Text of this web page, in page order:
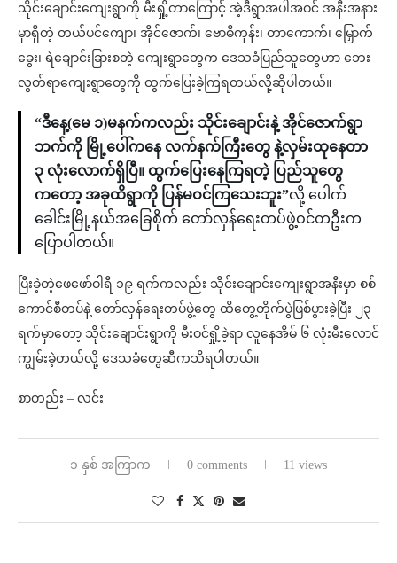
သိုင်းချောင်းကျေးရွာကို မီးရှို့တာကြောင့် အဲ့ဒီရွာအပါအဝင် အနီးအနား
မှာရှိတဲ့ တယ်ပင်ကျော၊ အိုင်ဇောက်၊ ဗောဓိကုန်း၊ တာကောက်၊ မြှောက်
ခွေး၊ ရဲချောင်းခြားစတဲ့ ကျေးရွာတွေက ဒေသခံပြည်သူတွေဟာ ဘေး
လွတ်ရာကျေးရွာတွေကို ထွက်ပြေးခဲ့ကြရတယ်လို့ဆိုပါတယ်။
“ဒီနေ့(မေ ၁)မနက်ကလည်း သိုင်းချောင်းနဲ့ အိုင်ဇောက်ရွာ
ဘက်ကို မြို့ပေါ်ကနေ လက်နက်ကြီးတွေ နဲ့လှမ်းထုနေတာ
၃ လုံးလောက်ရှိပြီ။ ထွက်ပြေးနေကြရတဲ့ ပြည်သူတွေ
ကတော့ အခုထိရွာကို ပြန်မဝင်ကြသေးဘူး”လို့ ပေါက်
ခေါင်းမြို့နယ်အခြေစိုက် တော်လှန်ရေးတပ်ဖွဲ့ဝင်တဦးက
ပြောပါတယ်။
ပြီးခဲ့တဲ့ဖေဖော်ဝါရီ ၁၉ ရက်ကလည်း သိုင်းချောင်းကျေးရွာအနီးမှာ စစ်
ကောင်စီတပ်နဲ့ တော်လှန်ရေးတပ်ဖွဲ့တွေ ထိတွေ့တိုက်ပွဲဖြစ်ပွားခဲ့ပြီး ၂၃
ရက်မှာတော့ သိုင်းချောင်းရွာကို မီးဝင်ရှို့ခဲ့ရာ လူနေအိမ် ၆ လုံးမီးလောင်
ကျွမ်းခဲ့တယ်လို့ ဒေသခံတွေဆီကသိရပါတယ်။
စာတည်း – လင်း
၁ နှစ် အကြာက 0 comments 11 views